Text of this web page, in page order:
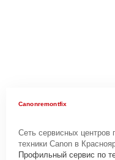
Canonremontfix
Сеть сервисных центров
техники Canon в
Профильный сервис по